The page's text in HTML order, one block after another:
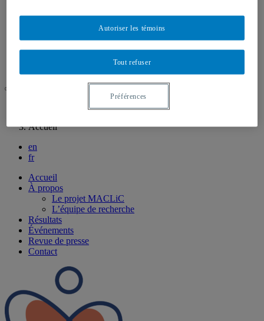
L’équipe de recherche
Accueil
en
fr
Accueil
À propos
Le projet MACLiC
L’équipe de recherche
Résultats
Événements
Revue de presse
Contact
Tout refuser
Autoriser les témoins
Préférences